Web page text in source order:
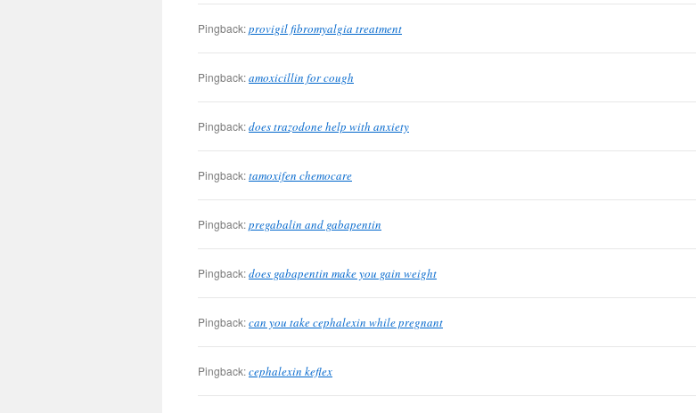
Pingback:provigil fibromyalgia treatment
Pingback:amoxicillin for cough
Pingback:does trazodone help with anxiety
Pingback:tamoxifen chemocare
Pingback:pregabalin and gabapentin
Pingback:does gabapentin make you gain weight
Pingback:can you take cephalexin while pregnant
Pingback:cephalexin keflex